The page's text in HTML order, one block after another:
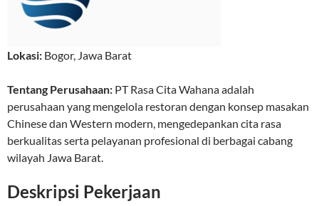
Lokasi: Bogor, Jawa Barat
Tentang Perusahaan: PT Rasa Cita Wahana adalah
perusahaan yang mengelola restoran dengan konsep masakan
Chinese dan Western modern, mengedepankan cita rasa
berkualitas serta pelayanan profesional di berbagai cabang
wilayah Jawa Barat.
Deskripsi Pekerjaan